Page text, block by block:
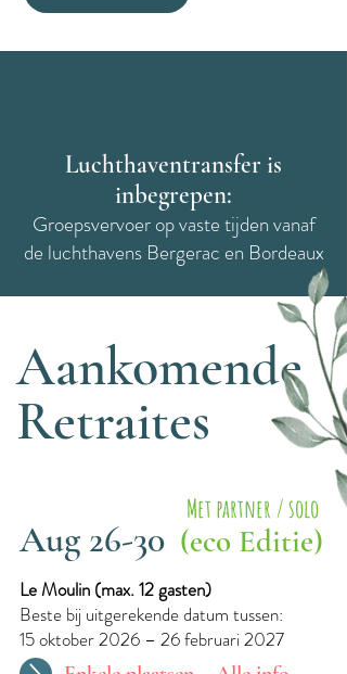
Luchthaventransfer is
inbegrepen:
Groepsvervoer op vaste tijden vanaf
de luchthavens Bergerac en Bordeaux
Aankomende
Retraites
Aug 26-30 (eco Editie)
Le Moulin (max. 12 gasten)
Beste bij uitgerekende datum tussen:
15 oktober 2026 – 26 februari 2027
Met partner / solo